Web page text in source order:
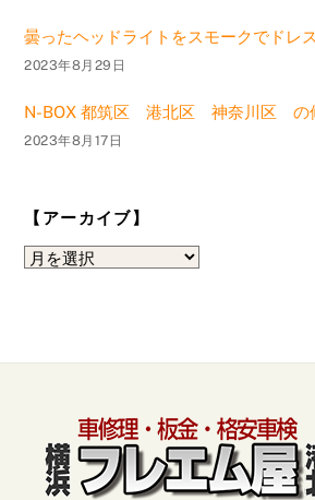
曇ったヘッドライトをスモークでド
2023年8月29日
N-BOX 都筑区 港北区 神奈川区 の
2023年8月17日
【アーカイブ】
【ア